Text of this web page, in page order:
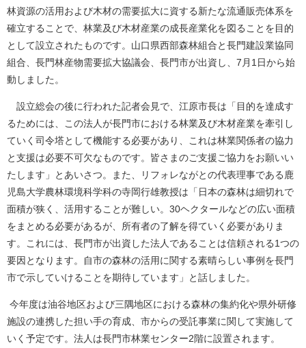
林資源の活用および木材の需要拡大に資する新たな流通販売体系を
確立することで、林業及び木材産業の成長産業化を図ることを目的
として設立されたものです。山口県西部森林組合と長門建設業協同
組合、長門林産物需要拡大協議会、長門市が出資し、7月1日から始
動しました。
設立総会の後に行われた記者会見で、江原市長は「目的を達成す
るためには、この法人が長門市における林業及び木材産業を牽引し
ていく司令塔として機能する必要があり、これは林業関係者の協力
と支援は必要不可欠なものです。皆さまのご支援ご協力をお願いい
たします」とあいさつ。また、リフォレながとの代表理事である鹿
児島大学農林環境科学科の寺岡行雄教授は「日本の森林は細切れで
面積が狭く、活用することが難しい。30ヘクタールなどの広い面積
をまとめる必要があるが、所有者の了解を得ていく必要がありま
す。これには、長門市が出資した法人であることは信頼される1つの
要因となります。自市の森林の活用に関する素晴らしい事例を長門
市で示していけることを期待しています」と話しました。
今年度は油谷地区および三隅地区における森林の集約化や県外研修
施設の連携した担い手の育成、市からの受託事業に関して実施して
いく予定です。法人は長門市林業センター2階に設置されます。